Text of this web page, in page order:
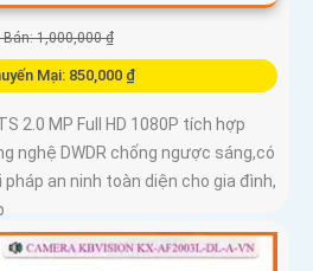
Bán: 1,000,000 ₫
Mại: 850,000 ₫
2.0 MP Full HD 1080P tích hợp
nghệ DWDR chống ngược sáng,có
an ninh toàn diện cho gia đình,